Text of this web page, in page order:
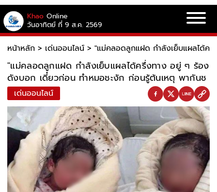
Khao Online
วันอาทิตย์ ที่ 9 ส.ค. 2569
หน้าหลัก > เด่นออนไลน์ > "แม่คลอดลูกแฝด กำลังเย็บแผลได้ค
"แม่คลอดลูกแฝด กำลังเย็บแผลได้ครึ่งทาง อยู่ ๆ ร้อง
ดังบอก เดี๋ยวก่อน ทำหมอชะงัก ก่อนรู้ต้นเหตุ พากันช
เด่นออนไลน์